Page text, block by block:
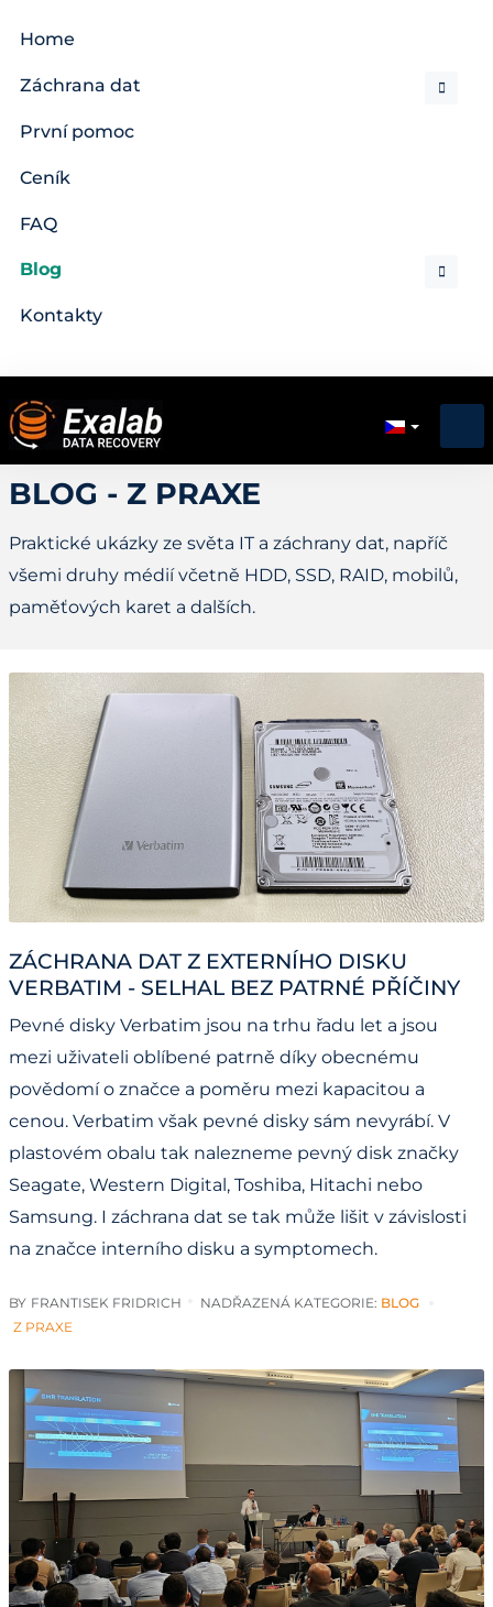
Home
Záchrana dat
První pomoc
Ceník
FAQ
Blog
Kontakty
BLOG - Z PRAXE
Praktické ukázky ze světa IT a záchrany dat, napříč
všemi druhy médií včetně HDD, SSD, RAID, mobilů,
paměťových karet a dalších.
ZÁCHRANA DAT Z EXTERNÍHO DISKU
VERBATIM - SELHAL BEZ PATRNÉ PŘÍČINY
Pevné disky Verbatim jsou na trhu řadu let a jsou
mezi uživateli oblíbené patrně díky obecnému
povědomí o značce a poměru mezi kapacitou a
cenou. Verbatim však pevné disky sám nevyrábí. V
plastovém obalu tak nalezneme pevný disk značky
Seagate, Western Digital, Toshiba, Hitachi nebo
Samsung. I záchrana dat se tak může lišit v závislosti
na značce interního disku a symptomech.
BY FRANTISEK FRIDRICH NADŘAZENÁ KATEGORIE: BLOG
Z PRAXE